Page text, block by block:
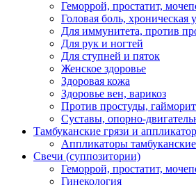
Геморрой, простатит,
Головая боль, хроническая
Для иммунитета, против
Для рук и ногтей
Для ступней и пяток
Женское здоровье
Здоровая кожа
Здоровье вен, варикоз
Против простуды,
Суставы, опорно-
Тамбуканские грязи и
Аппликаторы тамбуканские
Свечи (суппозитории)
Геморрой, простатит,
Гинекология